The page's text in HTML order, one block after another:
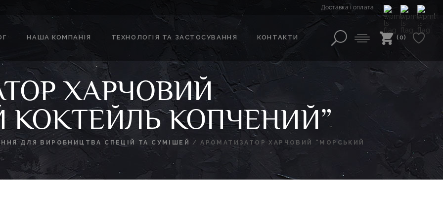
Доставка і оплата
НАША КОМПАНІЯ ТЕХНОЛОГІЯ ТА ЗАСТОСУВАННЯ КОНТАКТИ (0)
ХАРЧОВИЙ
КОПЧЕНИЙ”
ДЛЯ ВИРОБНИЦТВА СПЕЦІЙ ТА СУМІШЕЙ /АРОМАТИЗАТОР ХАРЧОВИЙ “МОРСЬКИЙ